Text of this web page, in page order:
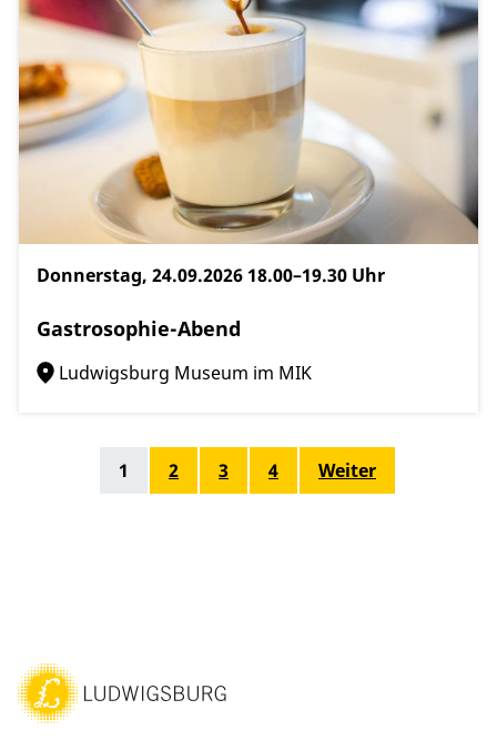
Donnerstag, 24.09.2026 18.00–19.30 Uhr
Gastrosophie-Abend
Ludwigsburg Museum im MIK
1 2 3 4 Weiter